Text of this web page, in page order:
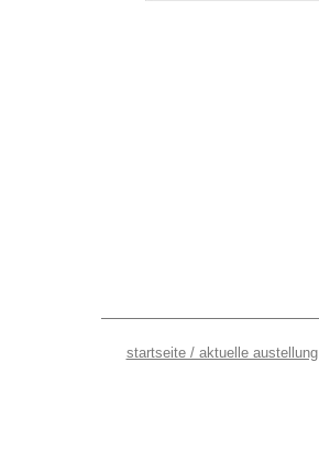
startseite / aktuelle austellung